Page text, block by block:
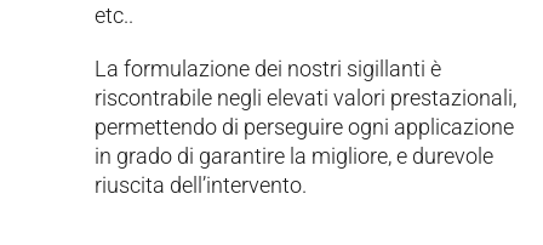
etc..
La formulazione dei nostri sigillanti è
riscontrabile negli elevati valori prestazionali,
permettendo di perseguire ogni applicazione
in grado di garantire la migliore, e durevole
riuscita dell’intervento.